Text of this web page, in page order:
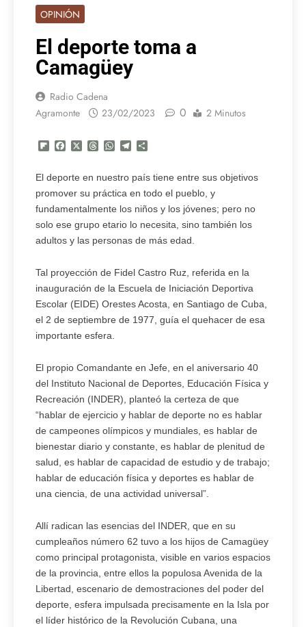
OPINIÓN
El deporte toma a
Camagüey
Radio Cadena
Agramonte
23/02/2023 0 2 Minutos
Flipboard
FacebookThreadsWhatsApp
Telegram
El deporte en nuestro país tiene entre sus objetivos
promover su práctica en todo el pueblo, y
fundamentalmente los niños y los jóvenes; pero no
solo ese grupo etario lo necesita, sino también los
adultos y las personas de más edad.
Tal proyección de Fidel Castro Ruz, referida en la
inauguración de la Escuela de Iniciación Deportiva
Escolar (EIDE) Orestes Acosta, en Santiago de Cuba,
el 2 de septiembre de 1977, guía el quehacer de esa
importante esfera.
El propio Comandante en Jefe, en el aniversario 40
del Instituto Nacional de Deportes, Educación Física y
Recreación (INDER), planteó la certeza de que
“hablar de ejercicio y hablar de deporte no es hablar
de campeones olímpicos y mundiales, es hablar de
bienestar diario y constante, es hablar de plenitud de
salud, es hablar de capacidad de estudio y de trabajo;
hablar de educación física y deportes es hablar de
una ciencia, de una actividad universal”.
Allí radican las esencias del INDER, que en su
cumpleaños número 62 tuvo a los hijos de Camagüey
como principal protagonista, visible en varios espacios
de la provincia, entre ellos la populosa Avenida de la
Libertad, escenario de demostraciones del poder del
deporte, esfera impulsada precisamente en la Isla por
el líder histórico de la Revolución Cubana, una